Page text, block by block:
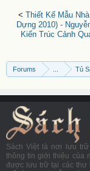
< Thiết Kế Mẫu
Dựng 2010) -
Kiến Trúc Cảnh
Forums Tủ
Sách Việt là nơi lưu
thông tin giới thiệu của
được lưu trữ tại các thư